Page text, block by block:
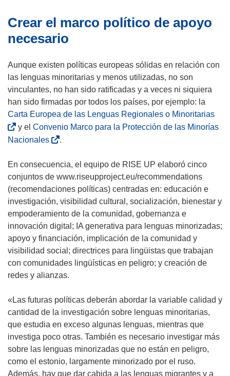
a
)
t
n
)
n
u
e
v
a
v
t
a
n
a
)
á
n
a
n
u
e
v
e
n
t
a
n
a
)
r
e
u
n
a
n
v
v
e
t
n
a
Crear el marco político de apoyo
necesario
Aunque existen políticas europeas sólidas en relación con
las lenguas minoritarias y menos utilizadas, no son
vinculantes, no han sido ratificadas y a veces ni siquiera
han sido firmadas por todos los países, por ejemplo: la
Carta Europea de las Lenguas Regionales o Minoritarias(
s
r
e
u
a
y el Convenio Marco para la Protección de las Minorías
Nacionales(
e
a
b
r
i
r
á
e
n
u
a
n
u
e
v
a
v
.
En consecuencia, el equipo de RISE UP elaboró cinco
conjuntos de www.riseupproject.eu/recommendations
(recomendaciones políticas) centradas en: educación e
investigación, visibilidad cultural, socialización, bienestar y
empoderamiento de la comunidad, gobernanza e
innovación digital; IA generativa para lenguas minorizadas;
apoyo y financiación, implicación de la comunidad y
visibilidad social; directrices para lingüistas que trabajan
con comunidades lingüísticas en peligro; y creación de
redes y alianzas.
«Las futuras políticas deberán abordar la variable calidad y
cantidad de la investigación sobre lenguas minoritarias,
que estudia en exceso algunas lenguas, mientras que
investiga poco otras. También es necesario investigar más
sobre las lenguas minorizadas que no están en peligro,
como el estonio, largamente minorizado por el ruso.
Además, hay que dar cabida a las lenguas migrantes y a